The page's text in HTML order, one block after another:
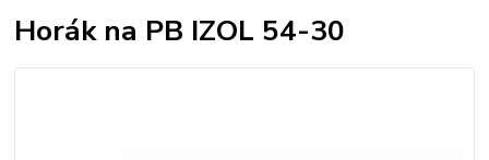
Horák na PB IZOL 54-30